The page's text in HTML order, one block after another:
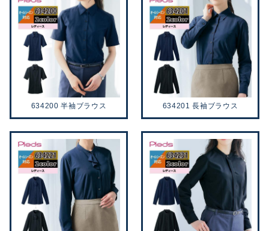
634200 半袖ブラウス 634201 長袖ブラウス